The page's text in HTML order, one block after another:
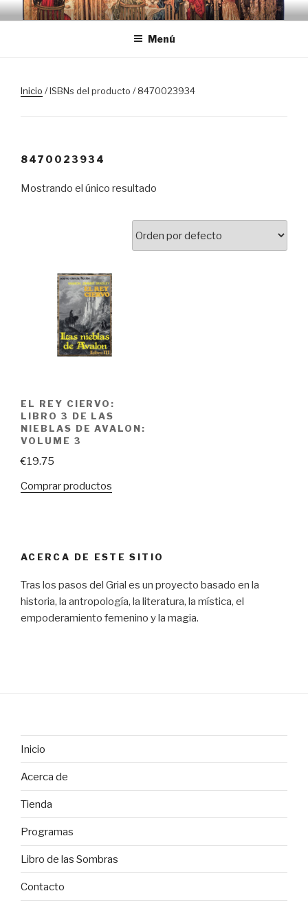
Saltar
al
Menú
Inicio / ISBNs del producto / 8470023934
8470023934
Mostrando el único resultado
EL REY CIERVO:
LIBRO 3 DE LAS
NIEBLAS DE AVALON:
VOLUME 3
€19.75
Comprar productos
ACERCA DE ESTE SITIO
Tras los pasos del Grial es un proyecto basado en la
historia, la antropología, la literatura, la mística, el
empoderamiento femenino y la magia.
Inicio
Acerca de
Tienda
Programas
Libro de las Sombras
Contacto